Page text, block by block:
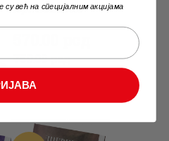
приповетке
759.00рсд
цена
је
била:
759.
цена
је:
570.
0
ДОДАЈ У КОРПУ
су већ на специјалним акцијама